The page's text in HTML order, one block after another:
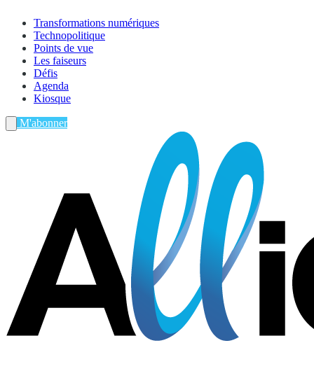
Transformations numériques
Technopolitique
Points de vue
Les faiseurs
Défis
Agenda
Kiosque
M'abonner